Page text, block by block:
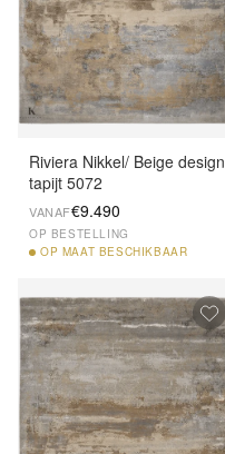
Riviera Nikkel/ Beige design
tapijt 5072
VANAF€9.490
OP BESTELLING
OP MAAT BESCHIKBAAR